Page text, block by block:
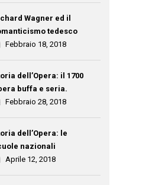
Wagner ed il
tedesco
Febbraio 18, 2018
dell’Opera: il 1700
buffa e seria.
Febbraio 28, 2018
dell’Opera: le
nazionali
Aprile 12, 2018